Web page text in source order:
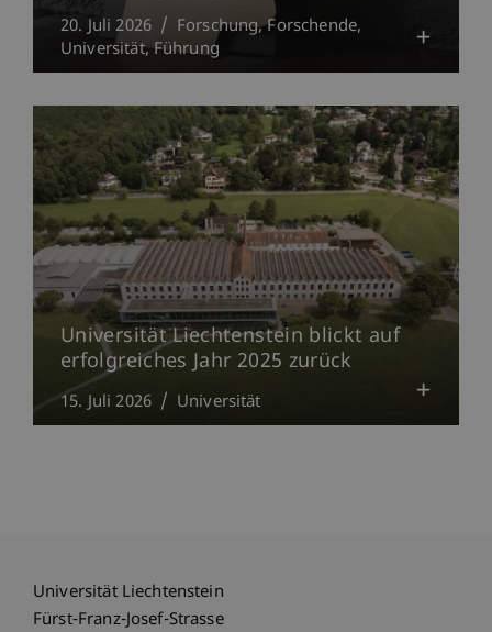
20. Juli 2026 Forschung Forschende
Universität Führung
Universität Liechtenstein blickt auf
erfolgreiches Jahr 2025 zurück
15. Juli 2026 Universität
Universität Liechtenstein
Fürst-Franz-Josef-Strasse